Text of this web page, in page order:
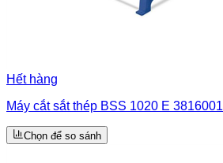
Hết hàng
Máy cắt sắt thép BSS 1020 E 3816001
Chọn để so sánh